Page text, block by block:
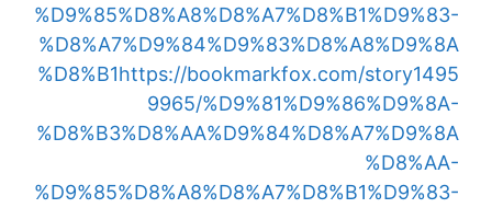
%D9%85%D8%A8%D8%A7%D8%B1%D9%83-
%D8%A7%D9%84%D9%83%D8%A8%D9%8A
%D8%B1https://bookmarkfox.com/story1495
9965/%D9%81%D9%86%D9%8A-
%D8%B3%D8%AA%D9%84%D8%A7%D9%8A
%D8%AA-
%D9%85%D8%A8%D8%A7%D8%B1%D9%83-